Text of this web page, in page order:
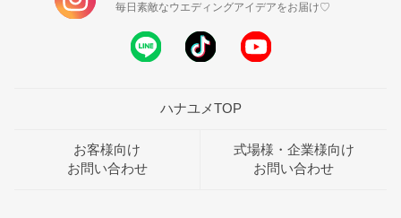
毎日素敵なウエディングアイデアをお届け♡
ハナユメTOP
お客様向け
お問い合わせ
式場様・企業様向け
お問い合わせ